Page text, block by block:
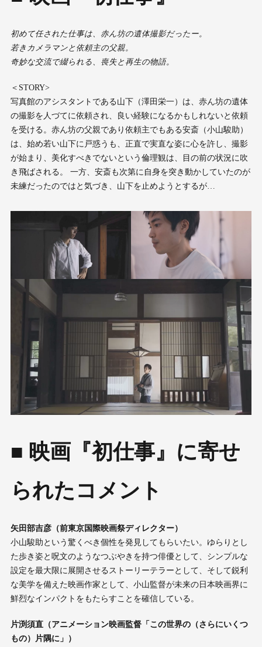
初めて任された仕事は、赤ん坊の遺体撮影だったー。
若きカメラマンと依頼主の父親。
奇妙な交流で綴られる、喪失と再生の物語。
＜STORY>
写真館のアシスタントである山下（澤田栄一）は、赤ん坊の遺体
の撮影を人づてに依頼され、良い経験になるかもしれないと依頼
を受ける。赤ん坊の父親であり依頼主でもある安斎（小山駿助）
は、始め若い山下に戸惑うも、正直で実直な姿に心を許し、撮影
が始まり、美化すべきでないという倫理観は、目の前の状況に吹
き飛ばされる。 一方、安斎も次第に自身を突き動かしていたのが
未練だったのではと気づき、山下を止めようとするが…
■ 映画『初仕事』に寄せ
られたコメント
矢田部吉彦（前東京国際映画祭ディレクター）
小山駿助という驚くべき個性を発見してもらいたい。ゆらりとし
た歩き姿と呪文のようなつぶやきを持つ俳優として、シンプルな
設定を最大限に展開させるストーリーテラーとして、そして鋭利
な美学を備えた映画作家として、小山監督が未来の日本映画界に
鮮烈なインパクトをもたらすことを確信している。
片渕須直（アニメーション映画監督「この世界の（さらにいくつ
もの）片隅に」）